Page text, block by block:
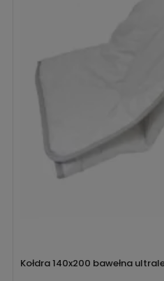
Kołdra 140x200 bawełna